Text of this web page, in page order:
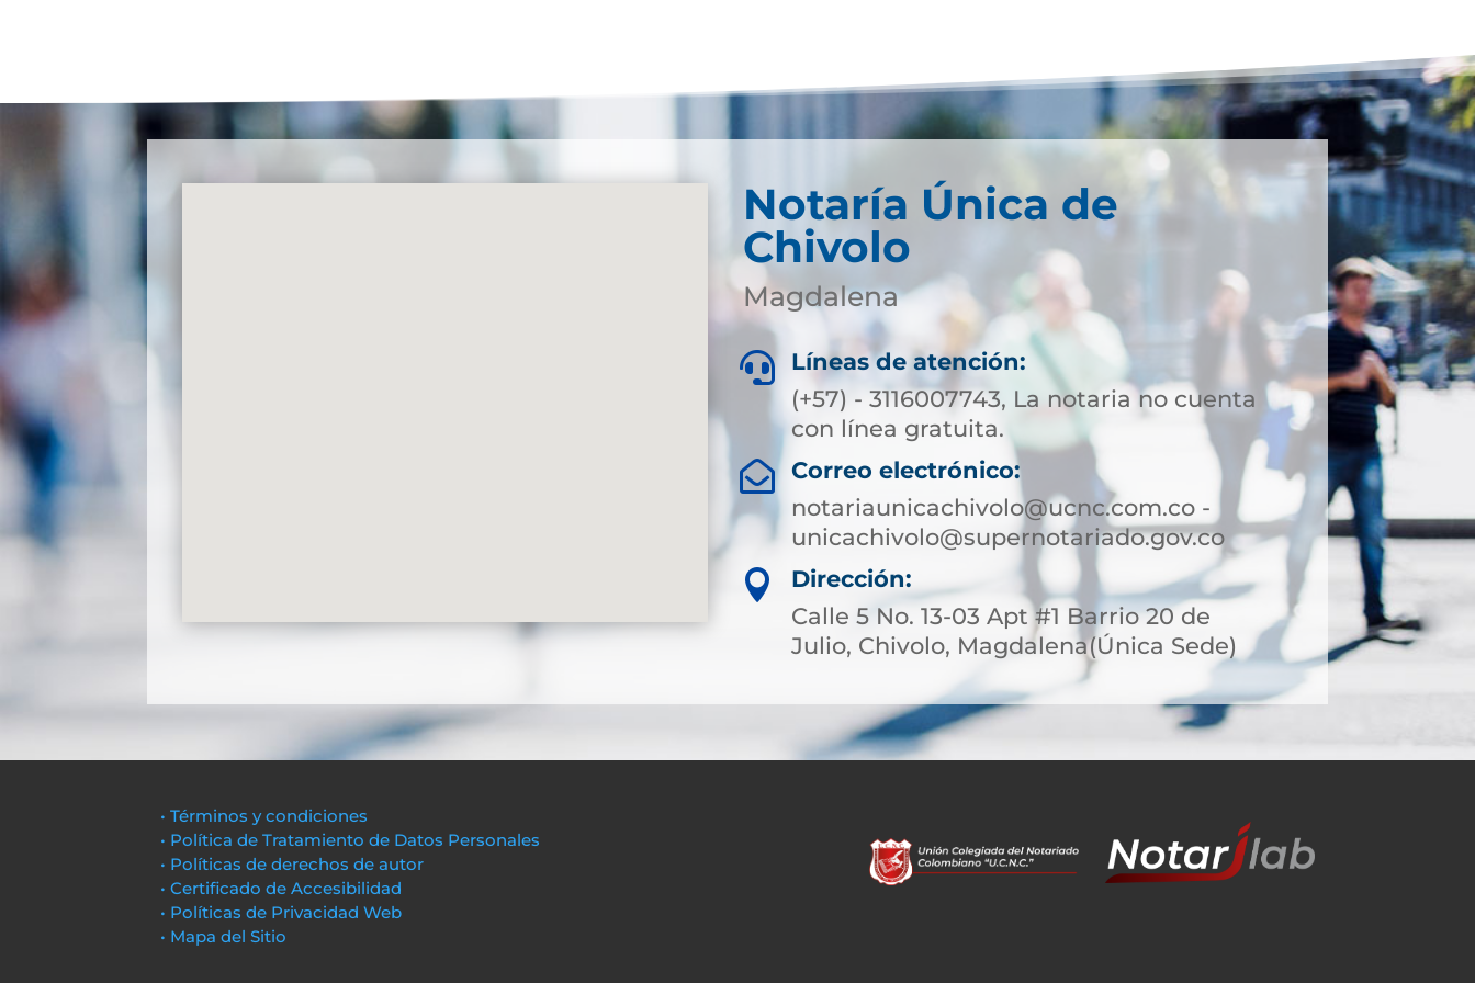
Notaría Única de
Chivolo
Magdalena

Líneas de atención:
(+57) - 3116007743, La notaria no cuenta
con línea gratuita.

Correo electrónico:
notariaunicachivolo@ucnc.com.co -
unicachivolo@supernotariado.gov.co

Dirección:
Calle 5 No. 13-03 Apt #1 Barrio 20 de
Julio, Chivolo, Magdalena(Única Sede)
• Términos y condiciones
• Política de Tratamiento de Datos Personales
• Políticas de derechos de autor
• Certificado de Accesibilidad
• Políticas de Privacidad Web
• Mapa del Sitio